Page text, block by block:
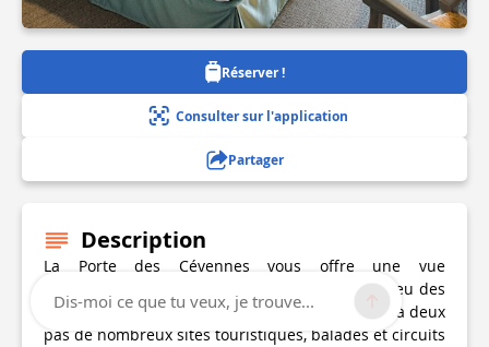
Réserver !
Consulter sur l'application
Partager
Description
La Porte des Cévennes vous offre une vue
panoramique sur les vallées cévenoles. Au milieu des
pins et des chênes à 3 Km d’Anduze, vous serez à deux
pas de nombreux sites touristiques, balades et circuits
Dis-moi ce que tu veux, je trouve...